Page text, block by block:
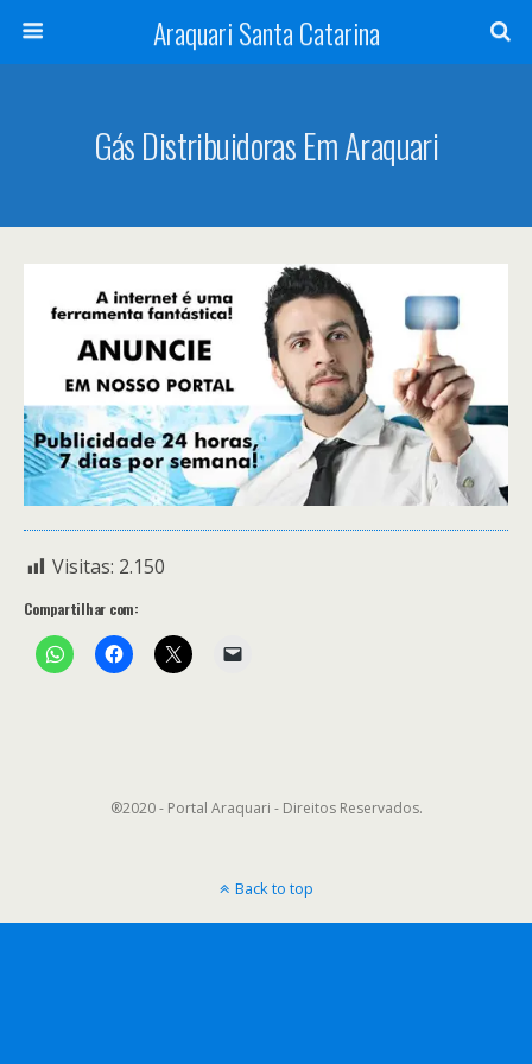
Araquari Santa Catarina
Gás Distribuidoras Em Araquari
Visitas: 2.150
Compartilhar com:
®2020 - Portal Araquari - Direitos Reservados.
Back to top